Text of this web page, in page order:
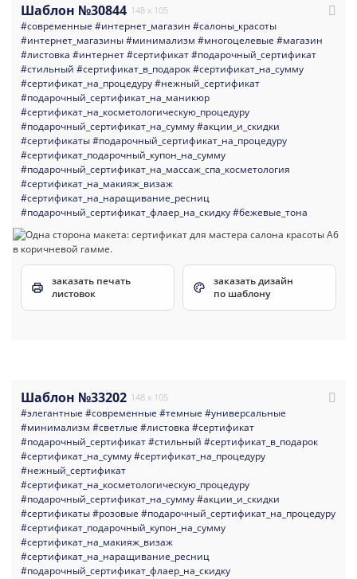
Шаблон №30844 148 x 105
#современные #интернет_магазин #салоны_красоты
#интернет_магазины#минимализм #многоцелевые #магазин
#листовка #интернет#сертификат#подарочный_сертификат
#стильный #сертификат_в_подарок#сертификат_на_сумму
#сертификат_на_процедуру#нежный_сертификат
#подарочный_сертификат_на_маникюр
#сертификат_на_косметологическую_процедуру
#подарочный_сертификат_на_сумму#акции_и_скидки
#сертификаты#подарочный_сертификат_на_процедуру
#сертификат_подарочный_купон_на_сумму
#подарочный_сертификат_на_массаж_спа_косметология
#сертификат_на_макияж_визаж
#сертификат_на_наращивание_ресниц
#подарочный_сертификат_флаер_на_скидку#бежевые_тона
заказать печать
листовок
заказать дизайн
по шаблону
Шаблон №33202 148 x 105
#элегантные #современные #темные #универсальные
#минимализм #светлые #листовка #сертификат
#подарочный_сертификат#стильный #сертификат_в_подарок
#сертификат_на_сумму#сертификат_на_процедуру
#нежный_сертификат
#сертификат_на_косметологическую_процедуру
#подарочный_сертификат_на_сумму#акции_и_скидки
#сертификаты#розовые #подарочный_сертификат_на_процедуру
#сертификат_подарочный_купон_на_сумму
#сертификат_на_макияж_визаж
#сертификат_на_наращивание_ресниц
#подарочный_сертификат_флаер_на_скидку